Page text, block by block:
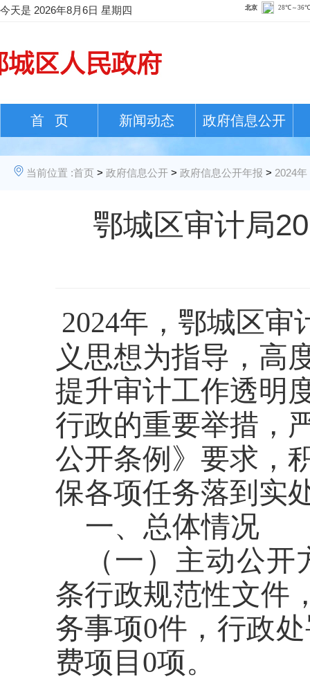
今天是 2026年8月6日 星期四
首 页 新闻动态 政府信息公开
当前位置 :首页 > 政府信息公开 > 政府信息公开年报 > 2024年
鄂城区审计局
2024年，鄂城区审
义思想为指导 ，高
提升审计工作透明
行政的重要举措，
公开条例》要求，
保各项任务落到实
一、总体情况
（一）主动公开
条行政规范性文件
务事项0件，行政
费项目 0项。